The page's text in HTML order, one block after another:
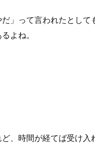
」って言われたとし
よね。
、時間が経てば受け入